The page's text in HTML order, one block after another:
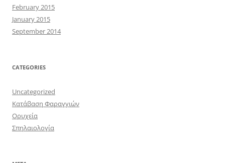
February 2015
January 2015
September 2014
CATEGORIES
Uncategorized
Κατάβαση Φαραγγιών
Ορυχεία
Σπηλαιολογία